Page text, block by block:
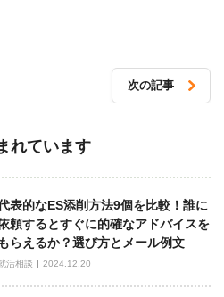
次の記事
れています
表的なES添削方法9個を比較！誰に
頼するとすぐに的確なアドバイスを
もらえるか？選び方とメール例文
活相談 2024.12.20